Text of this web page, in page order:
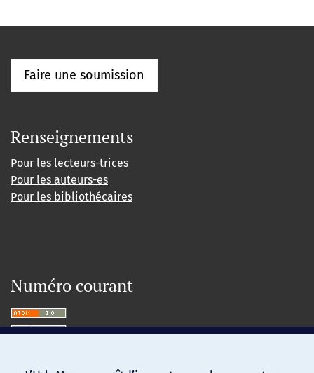
Faire une soumission
Renseignements
Pour les lecteurs-trices
Pour les auteurs-es
Pour les bibliothécaires
Numéro courant